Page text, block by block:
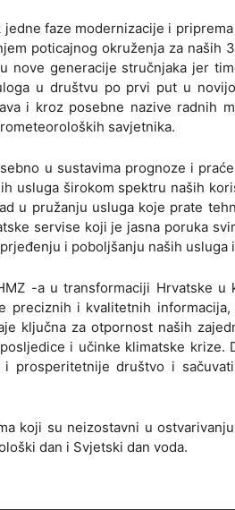
faze modernizacije i
poticajnog okruženja za naših
nove generacije stručnjaka jer
u društvu po prvi put u
i kroz posebne nazive radnih
savjetnika.
u sustavima prognoze i
usluga širokom spektru naših
u pružanju usluga koje prate
servise koji je jasna poruka
i poboljšanju naših usluga
-a u transformaciji Hrvatske u
i kvalitetnih informacija,
ključna za otpornost naših
i učinke klimatske krize.
prosperitetnije društvo i
koji su neizostavni u
dan i Svjetski dan voda.